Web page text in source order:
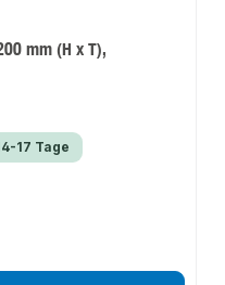
mm (H x T),
17 Tage